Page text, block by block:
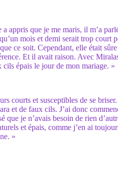
appris que je me maris, il m’a
mois et demi serait trop court
ce soit. Cependant, elle était
Et il avait raison. Avec
cils épais le jour de mon mariage. »
courts et susceptibles de se
et de faux cils. J’ai donc
que je n’avais besoin de rien
et épais, comme j’en ai
»